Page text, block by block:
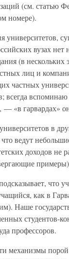
(см. статью
номере).
вузах
(в
лиц и
частных
всегда
— «в гарвардах»
в
что ведут
доходов
что
как в
Наше
студентов-
профессоров.
механизмы